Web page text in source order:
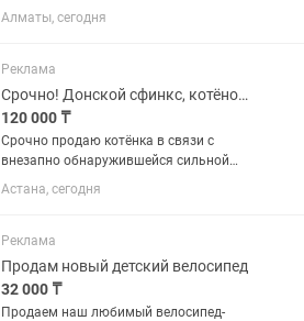
«АВЕСТА-МЕДИКУС» (г. Алматы)
приглашает врача ультразвуковой
Работа 1 раз в неделю — по субботам.
🕘 Время...
Алматы, сегодня
Реклама
Срочно! Донской сфинкс, котёнок, девочка.
120 000 ₸
Срочно продаю котёнка в связи с
внезапно обнаружившейся сильной
аллергией на кошек( Мне очень жалко
с ней расставаться, потому что это
Астана, сегодня
Реклама
Продам новый детский велосипед
32 000 ₸
Продаем наш любимый велосипед-